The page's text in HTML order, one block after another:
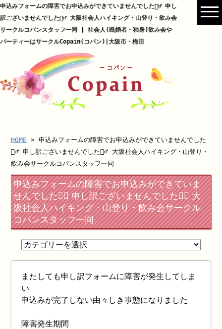
申込みフォームの障害でお申込みができていませんでした🙇‍♂️ 申し
訳ございませんでした🙇‍♂️ 大阪社会人ハイキング・山登り・飲み会
サークルコパンスタッフ一同 | 社会人(既婚者・独身)飲み会や
パーティーはサークルCopain(コパン)|大阪市・梅田
HOME » 申込みフォームの障害でお申込みができていませんでした
🙇‍♂️ 申し訳ございませんでした🙇‍♂️ 大阪社会人ハイキング・山登り・
飲み会サークルコパンスタッフ一同
申込みフォームの障害でお申込みができていま
せんでした🙇‍♂️ 申し訳ございませんでした🙇‍♂️ 大
阪社会人ハイキング・山登り・飲み会サークル
コパンスタッフ一同
またしても申し訳フォームに障害が発生してしま
い
申込みが完了しない由々しき事態になりました
障害発生期間